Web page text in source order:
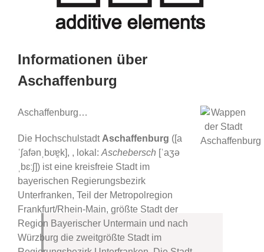
Informationen über
Aschaffenburg
Aschaffenburg…
Die Hochschulstadt Aschaffenburg ([a
ˈʃafənˌbʊɐ̯k], , lokal: Aschebersch [ˈaʒə
ˌbɛːʃ]) ist eine kreisfreie Stadt im
bayerischen Regierungsbezirk
Unterfranken, Teil der Metropolregion
Frankfurt/Rhein-Main, größte Stadt der
Region Bayerischer Untermain und nach
Würzburg die zweitgrößte Stadt im